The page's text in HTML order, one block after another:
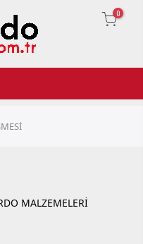
0
MALZEMELERİ